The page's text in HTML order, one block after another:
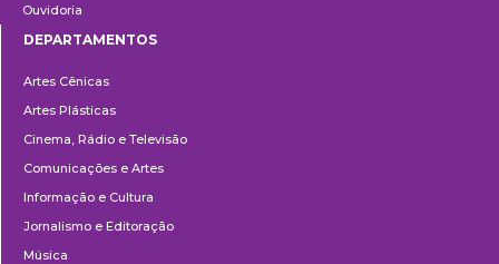
Ouvidoria
DEPARTAMENTOS
Artes Cênicas
Artes Plásticas
Cinema, Rádio e Televisão
Comunicações e Artes
Informação e Cultura
Jornalismo e Editoração
Música